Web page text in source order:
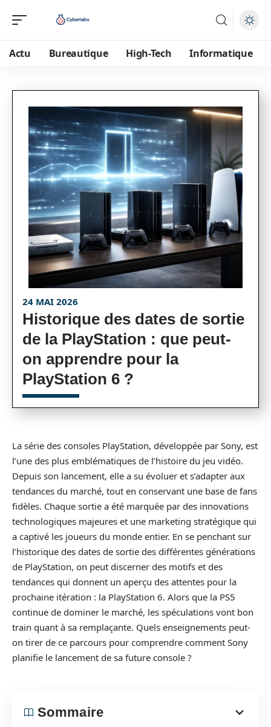
Actu Bureautique High-Tech Informatique
24 MAI 2026
Historique des dates de sortie
de la PlayStation : que peut-
on apprendre pour la
PlayStation 6 ?
La série des consoles PlayStation, développée par Sony, est
l’une des plus emblématiques de l’histoire du jeu vidéo.
Depuis son lancement, elle a su évoluer et s’adapter aux
tendances du marché, tout en conservant une base de fans
fidèles. Chaque sortie a été marquée par des innovations
technologiques majeures et une marketing stratégique qui
a captivé les joueurs du monde entier. En se penchant sur
l’historique des dates de sortie des différentes générations
de PlayStation, on peut discerner des motifs et des
tendances qui donnent un aperçu des attentes pour la
prochaine itération : la PlayStation 6. Alors que la PS5
continue de dominer le marché, les spéculations vont bon
train quant à sa remplaçante. Quels enseignements peut-
on tirer de ce parcours pour comprendre comment Sony
planifie le lancement de sa future console ?
Sommaire